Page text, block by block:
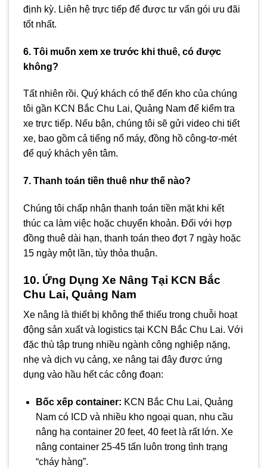
định kỳ. Liên hệ trực tiếp để được tư vấn gói ưu đãi
tốt nhất.
6. Tôi muốn xem xe trước khi thuê, có được
không?
Tất nhiên rồi. Quý khách có thể đến kho của chúng
tôi gần KCN Bắc Chu Lai, Quảng Nam để kiểm tra
xe trực tiếp. Nếu bận, chúng tôi sẽ gửi video chi tiết
xe, bao gồm cả tiếng nổ máy, đồng hồ công-tơ-mét
để quý khách yên tâm.
7. Thanh toán tiền thuê như thế nào?
Chúng tôi chấp nhận thanh toán tiền mặt khi kết
thúc ca làm việc hoặc chuyển khoản. Đối với hợp
đồng thuê dài hạn, thanh toán theo đợt 7 ngày hoặc
15 ngày một lần, tùy thỏa thuận.
10. Ứng Dụng Xe Nâng Tại KCN Bắc
Chu Lai, Quảng Nam
Xe nâng là thiết bị không thể thiếu trong chuỗi hoạt
động sản xuất và logistics tại KCN Bắc Chu Lai. Với
đặc thù tập trung nhiều ngành công nghiệp nặng,
nhẹ và dịch vụ cảng, xe nâng tại đây được ứng
dụng vào hầu hết các công đoạn:
Bốc xếp container: KCN Bắc Chu Lai, Quảng
Nam có ICD và nhiều kho ngoại quan, nhu cầu
nâng hạ container 20 feet, 40 feet là rất lớn. Xe
nâng container 25-45 tấn luôn trong tình trạng
“cháy hàng”.